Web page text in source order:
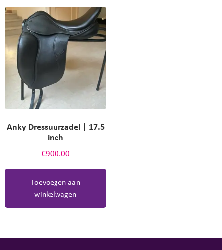
Anky Dressuurzadel | 17.5
inch
€900.00
Toevoegen aan
winkelwagen